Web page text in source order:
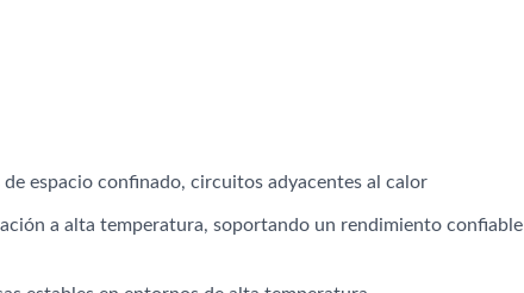
espacio confinado, circuitos adyacentes al calor
a alta temperatura, soportando un rendimiento confiable